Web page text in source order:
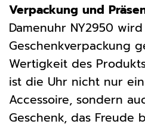
Verpackung und
Damenuhr NY2950
Geschenkverpackung
Wertigkeit des
ist die Uhr nicht nur
Accessoire, sondern
Geschenk, das Freude